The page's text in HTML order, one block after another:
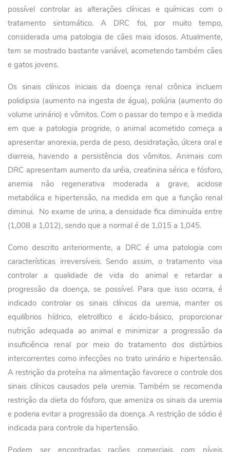
possível controlar as alterações clínicas e químicas com o
tratamento sintomático. A DRC foi, por muito tempo,
considerada uma patologia de cães mais idosos. Atualmente,
tem se mostrado bastante variável, acometendo também cães
e gatos jovens.
Os sinais clínicos iniciais da doença renal crônica incluem
polidipsia (aumento na ingesta de água), poliúria (aumento do
volume urinário) e vômitos. Com o passar do tempo e à medida
em que a patologia progride, o animal acometido começa a
apresentar anorexia, perda de peso, desidratação, úlcera oral e
diarreia, havendo a persistência dos vômitos. Animais com
DRC apresentam aumento da uréia, creatinina sérica e fósforo,
anemia não regenerativa moderada a grave, acidose
metabólica e hipertensão, na medida em que a função renal
diminui. No exame de urina, a densidade fica diminuída entre
(1,008 a 1,012), sendo que a normal é de 1,015 a 1,045.
Como descrito anteriormente, a DRC é uma patologia com
características irreversíveis. Sendo assim, o tratamento visa
controlar a qualidade de vida do animal e retardar a
progressão da doença, se possível. Para que isso ocorra, é
indicado controlar os sinais clínicos da uremia, manter os
equilíbrios hídrico, eletrolítico e ácido-básico, proporcionar
nutrição adequada ao animal e minimizar a progressão da
insuficiência renal por meio do tratamento dos distúrbios
intercorrentes como infecções no trato urinário e hipertensão.
A restrição da proteína na alimentação favorece o controle dos
sinais clínicos causados pela uremia. Também se recomenda
restrição da dieta do fósforo, que ameniza os sinais da uremia
e poderia evitar a progressão da doença. A restrição de sódio é
indicada para controle da hipertensão.
Podem ser encontradas rações comerciais com níveis